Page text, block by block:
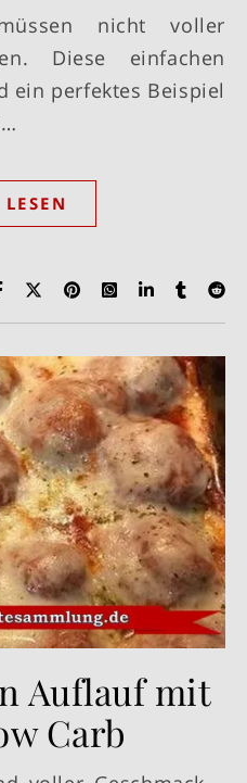
Diese einfachen
ein perfektes Beispiel
Auflauf mit
Carb